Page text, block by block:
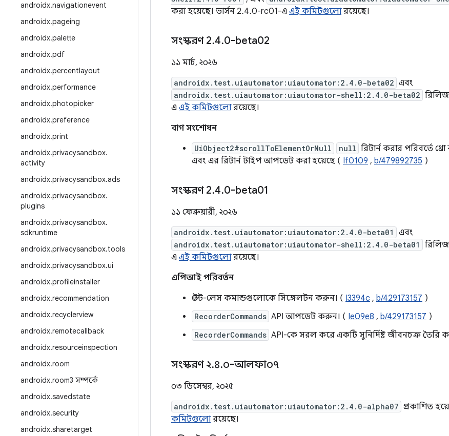
androidx.navigationevent
androidx.pageing
androidx.palette
androidx.pdf
androidx.percentlayout
androidx.performance
androidx.photopicker
androidx.preference
androidx.print
androidx.privacysandbox.
activity
androidx.privacysandbox.ads
androidx.privacysandbox.
plugins
androidx.privacysandbox.
sdkruntime
androidx.privacysandbox.tools
androidx.privacysandbox.ui
androidx.profileinstaller
androidx.recommendation
androidx.recyclerview
androidx.remotecallback
androidx.resourceinspection
androidx.room
androidx.room3 সম্পর্কে
androidx.savedstate
androidx.security
androidx.sharetarget
করা হয়েছে। ভার্সন 2.4.0-rc01-এ এই কমিটগুলোরয়েছে।
সংস্করণ 2.4.0-beta02
১১ মার্চ, ২০২৬
androidx.test.uiautomator:uiautomator:2.4.0-beta02 এবং
androidx.test.uiautomator:uiautomator-shell:2.4.0-beta02
এ এই কমিটগুলোরয়েছে।
বাগ সংশোধন
UiObject2#scrollToElementOrNull null রিটার্ন করার পরিবর্তে
এবং এর রিটার্ন টাইপ আপডেট করা হয়েছে ( If0109 , b/479892735 )
সংস্করণ 2.4.0-beta01
১১ ফেব্রুয়ারী, ২০২৬
androidx.test.uiautomator:uiautomator:2.4.0-beta01 এবং
androidx.test.uiautomator:uiautomator-shell:2.4.0-beta01
এ এই কমিটগুলোরয়েছে।
এপিআই পরিবর্তন
স্টেট-লেস কমান্ডগুলোকে সিঙ্গেলটন করুন। ( I3394c , b/429173157 )
RecorderCommands API আপডেট করুন। ( Ie09e8 , b/429173157 )
RecorderCommands API-কে সরল করে একটি সুনির্দিষ্ট জীবনচক্র তৈরি
সংস্করণ ২.৪.০-আলফা০৭
০৩ ডিসেম্বর, ২০২৫
androidx.test.uiautomator:uiautomator:2.4.0-alpha07 প্রকাশিত
কমিটগুলোরয়েছে।